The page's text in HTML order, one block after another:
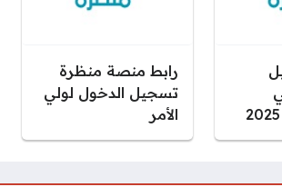
رابط منصة منظرة
تسجيل الدخول لولي
الأمر